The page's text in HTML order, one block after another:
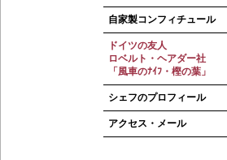
自家製コンフィチュール
ドイツの友人
ロベルト・ヘアダー社
「風車のﾅｲﾌ・樫の葉」
シェフのプロフィール
アクセス・メール